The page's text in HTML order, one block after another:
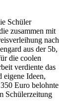
Schüler
zusammen mit
nach
aus der 5b,
die coolen
verdiente das
eigene Ideen,
Euro belohnte
Schülerzeitung